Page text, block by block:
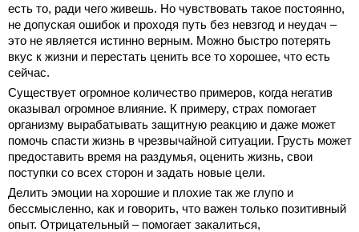
есть то, ради чего живешь. Но чувствовать такое постоянно,
не допуская ошибок и проходя путь без невзгод и неудач –
это не является истинно верным. Можно быстро потерять
вкус к жизни и перестать ценить все то хорошее, что есть
сейчас.
Существует огромное количество примеров, когда негатив
оказывал огромное влияние. К примеру, страх помогает
организму вырабатывать защитную реакцию и даже может
помочь спасти жизнь в чрезвычайной ситуации. Грусть может
предоставить время на раздумья, оценить жизнь, свои
поступки со всех сторон и задать новые цели.
Делить эмоции на хорошие и плохие так же глупо и
бессмысленно, как и говорить, что важен только позитивный
опыт. Отрицательный – помогает закалиться,